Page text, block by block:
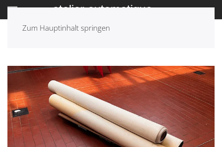
Zum Hauptinhalt springen